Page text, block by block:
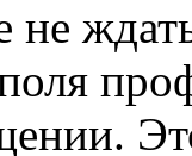
не
поля